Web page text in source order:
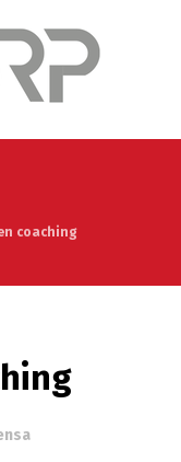
en coaching